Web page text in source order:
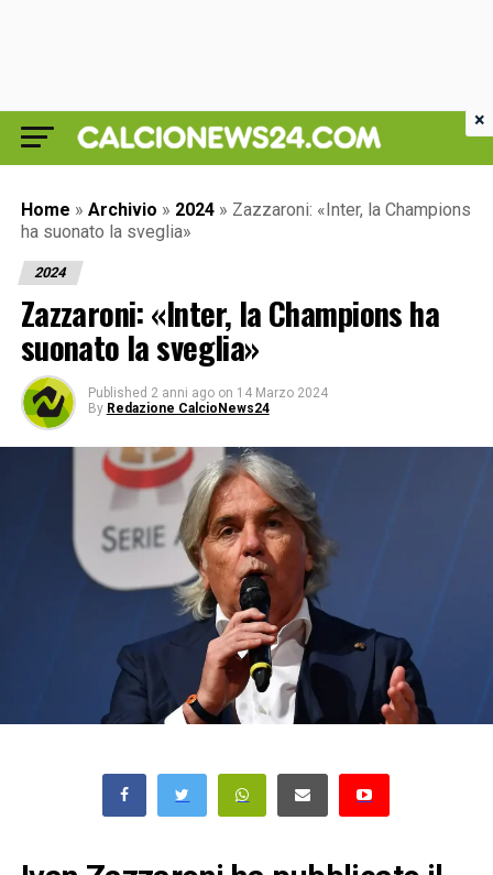
Home » Archivio » 2024 » Zazzaroni: «Inter, la Champions
ha suonato la sveglia»
2024
Zazzaroni: «Inter, la Champions ha
suonato la sveglia»
Published 2 anni ago on 14 Marzo 2024
By Redazione CalcioNews24
×